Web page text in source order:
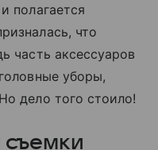
полагается
что
часть аксессуаров
уборы,
дело того стоило!
съемки